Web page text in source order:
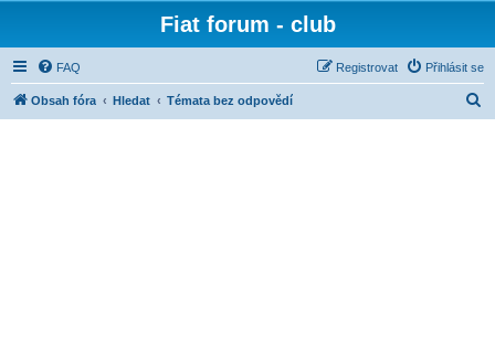
Fiat forum - club
FAQ Přihlásit se
Registrovat
Obsah fóra Hledat Témata bez odpovědí